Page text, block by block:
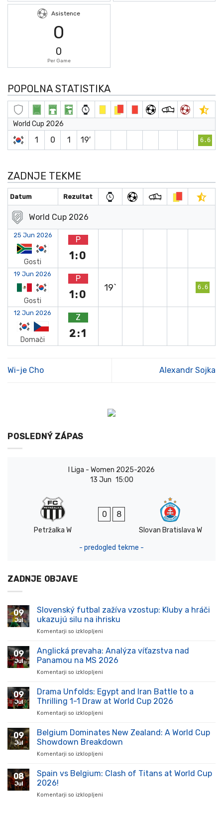
Asistence
0
0
Per Game
POPOLNA STATISTIKA
World Cup 2026
1 0 1 19′ 6.6
ZADNJE TEKME
Datum Rezultat
World Cup 2026
25 Jun 2026
Gosti
P
1:0
19 Jun 2026
Gosti
P
1:0
19` 6.6
12 Jun 2026
Domači
Z
2:1
Wi-je Cho Alexandr Sojka
POSLEDNÝ ZÁPAS
I Liga - Women 2025-2026
13 Jun 15:00
Petržalka W
0 8
Slovan Bratislava W
- predogled tekme -
ZADNJE OBJAVE
09
Jul
Slovenský futbal zažíva vzostup: Kluby a hráči
ukazujú silu na ihrisku
Komentarji so izklopljeni
futbal
zažíva
vzostup:
hráči
ukazujú
09
Jul
Anglická prevaha: Analýza víťazstva nad
Panamou na MS 2026
Komentarji so izklopljeni
prevaha:
Analýza
víťazstva
na
MS
09
Jul
Drama Unfolds: Egypt and Iran Battle to a
Thrilling 1-1 Draw at World Cup 2026
Komentarji so izklopljeni
Unfolds:
Egypt
and
to
09
Jul
Belgium Dominates New Zealand: A World Cup
Showdown Breakdown
Komentarji so izklopljeni
Dominates
08
Jul
Spain vs Belgium: Clash of Titans at World Cup
2026!
Komentarji so izklopljeni